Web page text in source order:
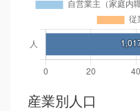
産業別人口